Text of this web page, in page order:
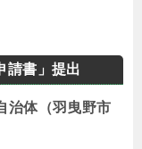
請書」提出
治体（羽曳野市